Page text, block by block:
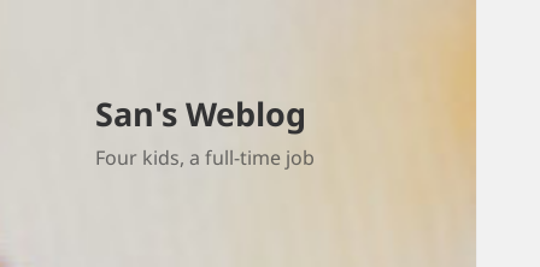
San's Weblog
Four kids, a full-time job